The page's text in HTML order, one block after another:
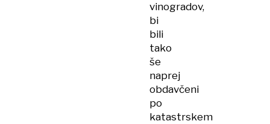
vinogradov,
bi
bili
tako
še
naprej
obdavčeni
po
katastrskem